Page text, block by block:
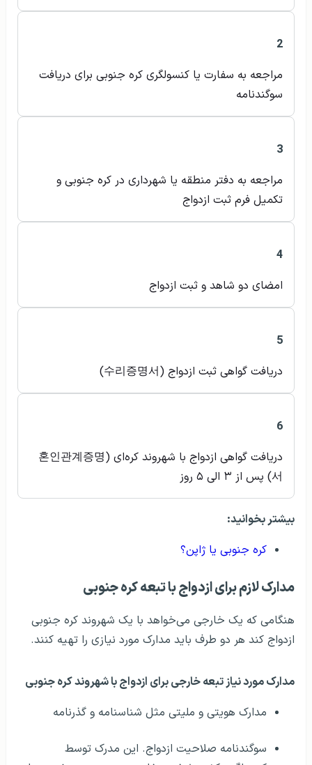
2
مراجعه به سفارت یا کنسولگری کره جنوبی برای دریافت
سوگندنامه
3
مراجعه به دفتر منطقه یا شهرداری در کره جنوبی و
تکمیل فرم ثبت ازدواج
4
امضای دو شاهد و ثبت ازدواج
5
دریافت گواهی ثبت ازدواج (수리증명서)
6
دریافت گواهی ازدواج با شهروند کره‌ای (혼인관계증명
서) پس از ۳ الی ۵ روز
بیشتر بخوانید:
کره جنوبی یا ژاپن؟
مدارک لازم برای ازدواج با تبعه کره جنوبی
هنگامی که یک خارجی می‌خواهد با یک شهروند کره جنوبی
ازدواج کند هر دو طرف باید مدارک مورد نیازی را تهیه کنند.
مدارک مورد نیاز تبعه خارجی برای ازدواج با شهروند کره جنوبی
مدارک هویتی و ملیتی مثل شناسنامه و گذرنامه
سوگندنامه صلاحیت ازدواج. این مدرک توسط